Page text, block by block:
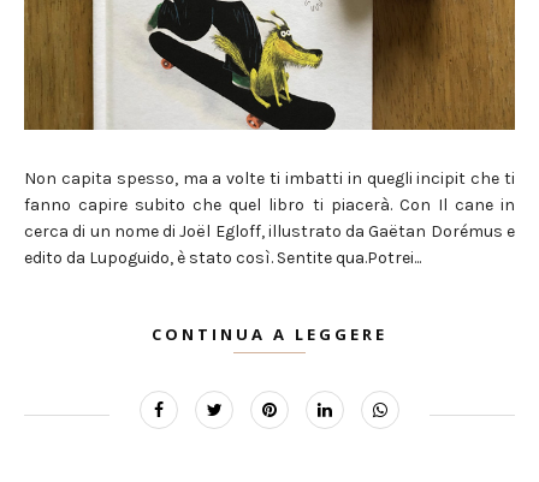
Non capita spesso, ma a volte ti imbatti in quegli incipit che ti
fanno capire subito che quel libro ti piacerà. Con Il cane in
cerca di un nome di Joël Egloff, illustrato da Gaëtan Dorémus e
edito da Lupoguido, è stato così. Sentite qua.Potrei...
CONTINUA A LEGGERE